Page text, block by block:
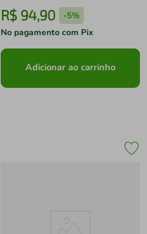
R$ 94,90 -5%
No pagamento com Pix
Adicionar ao carrinho